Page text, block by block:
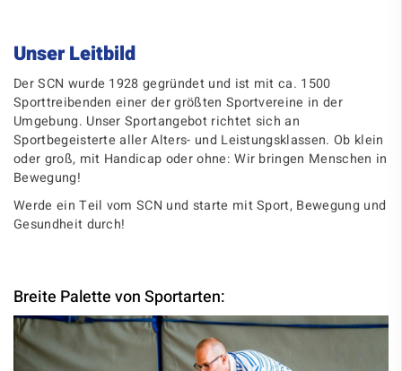
Unser Leitbild
Der SCN wurde 1928 gegründet und ist mit ca. 1500
Sporttreibenden einer der größten Sportvereine in der
Umgebung. Unser Sportangebot richtet sich an
Sportbegeisterte aller Alters- und Leistungsklassen. Ob klein
oder groß, mit Handicap oder ohne: Wir bringen Menschen in
Bewegung!
Werde ein Teil vom SCN und starte mit Sport, Bewegung und
Gesundheit durch!
Breite Palette von Sportarten: